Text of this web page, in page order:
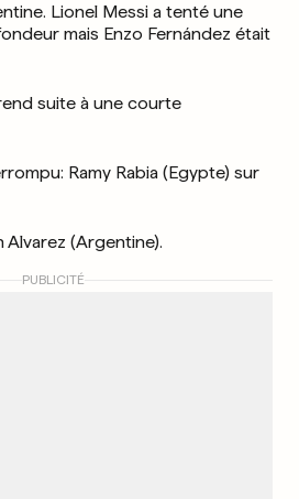
Lionel Messi a tenté une
mais Enzo Fernández était
suite à une courte
Ramy Rabia (Egypte) sur
Alvarez (Argentine).
PUBLICITÉ